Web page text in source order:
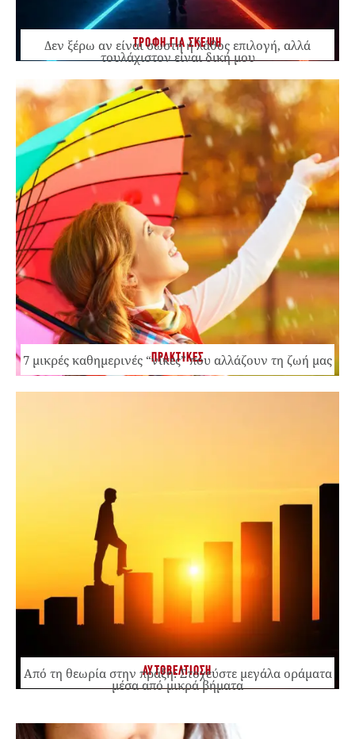
ΤΡΟΦΗ ΓΙΑ ΣΚΕΨΗ
Δεν ξέρω αν είναι σωστή ή λάθος επιλογή, αλλά
τουλάχιστον είναι δική μου
ΠΡΑΚΤΙΚΕΣ
7 μικρές καθημερινές “νίκες” που αλλάζουν τη ζωή μας
ΑΥΤΟΒΕΛΤΙΩΣΗ
Από τη θεωρία στην πράξη: Στοχεύστε μεγάλα οράματα
μέσα από μικρά βήματα